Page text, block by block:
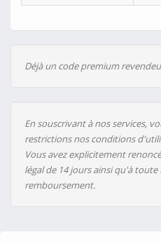
Déjà un code premium
En souscrivant à nos services,
restrictions nos conditions
Vous avez explicitement
légal de 14 jours ainsi qu'à
remboursement.